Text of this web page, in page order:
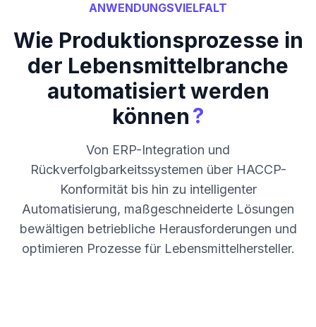
ANWENDUNGSVIELFALT
Wie Produktionsprozesse in
der Lebensmittelbranche
automatisiert werden
können?
Von ERP-Integration und
Rückverfolgbarkeitssystemen über HACCP-
Konformität bis hin zu intelligenter
Automatisierung, maßgeschneiderte Lösungen
bewältigen betriebliche Herausforderungen und
optimieren Prozesse für Lebensmittelhersteller.